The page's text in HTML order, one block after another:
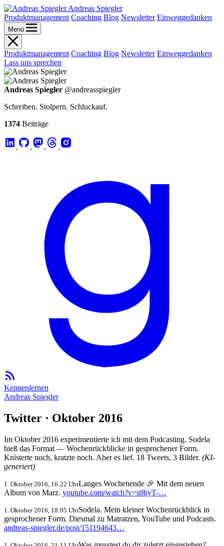
Andreas Spiegler
Produktmanagement Coaching Blog Newsletter Einweggedanken
Menü
Produktmanagement Coaching Blog Newsletter Einweggedanken
Lass uns sprechen
Andreas Spiegler @andreasspiegler
Schreiben. Stolpern. Schluckauf.
1374 Beiträge
Kennenlernen
Andreas Spiegler
Twitter · Oktober 2016
Im Oktober 2016 experimentierte ich mit dem Podcasting. Sodela
hieß das Format — Wochenrückblicke in gesprochener Form.
Knisterte noch, kratzte noch. Aber es lief. 18 Tweets, 3 Bilder. (KI-
generiert)
1. Oktober 2016, 16:22 UhrLanges Wochenende 🎉 Mit dem neuen
Album von Marz. youtube.com/watch?v=s0hyT-…
1. Oktober 2016, 18:05 UhrSodela. Mein kleiner Wochenrückblick in
gesprochener Form. Diesmal zu Matratzen, YouTube und Podcasts.
andreas-spiegler.de/post/151194643…